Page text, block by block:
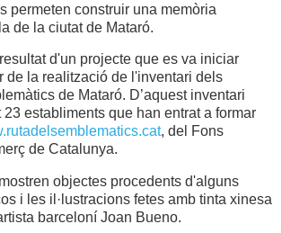
permeten construir una memòria
de la ciutat de Mataró.
d'un projecte que es va iniciar
de la realització de l'inventari dels
de Mataró. D’aquest inventari
23 establiments que han entrat a formar
, del Fons
de Catalunya.
objectes procedents d'alguns
i les il·lustracions fetes amb tinta xinesa
barceloní Joan Bueno.